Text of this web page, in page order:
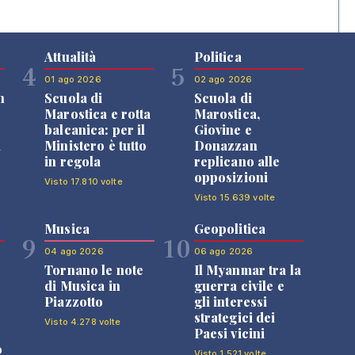
4
Attualità
01 ago 2026
Scuola di
Marostica e rotta
balcanica: per il
Ministero è tutto
in regola
Visto 17.810 volte
5
Politica
02 ago 2026
Scuola di
Marostica,
Giovine e
Donazzan
replicano alle
opposizioni
Visto 15.639 volte
9
Musica
04 ago 2026
Tornano le note
di Musica in
Piazzotto
Visto 4.278 volte
10
Geopolitica
06 ago 2026
Il Myanmar tra la
guerra civile e
gli interessi
strategici dei
Paesi vicini